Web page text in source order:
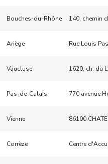
Bouches-du-Rhône 140, chemin
Ariège Rue Louis
Vaucluse 1620, ch. du
Pas-de-Calais 770 avenue
Vienne 86100
Corrèze Centre